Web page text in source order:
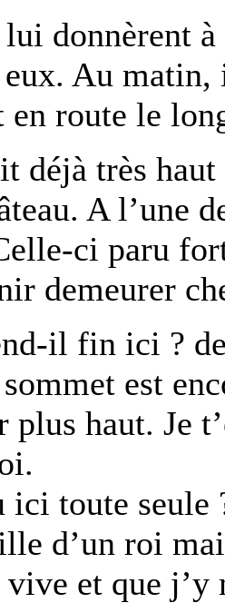
lui donnèrent
Au
route le
déjà très
A l’une
ci paru
demeurer
il fin ici ?
est
plus haut. Je
toute seule
d’un roi
et que j’y